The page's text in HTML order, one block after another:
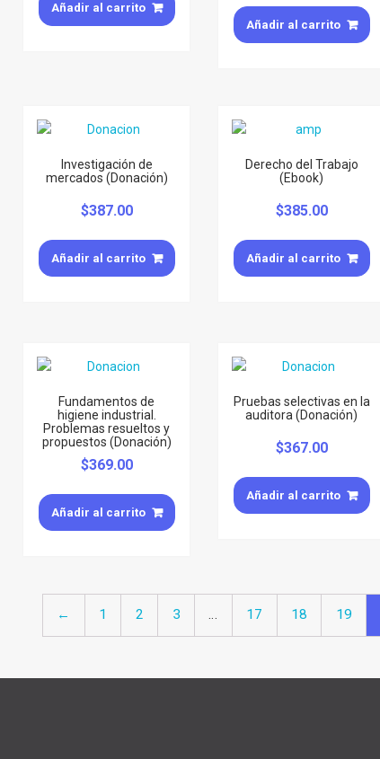
Añadir al carrito
Añadir al carrito
Investigación de
mercados (Donación)
$387.00
Añadir al carrito
Derecho del Trabajo
(Ebook)
$385.00
Añadir al carrito
Fundamentos de
higiene industrial.
Problemas resueltos y
propuestos (Donación)
$369.00
Añadir al carrito
Pruebas selectivas en la
auditora (Donación)
$367.00
Añadir al carrito
← 1 2 3 … 17 18 19